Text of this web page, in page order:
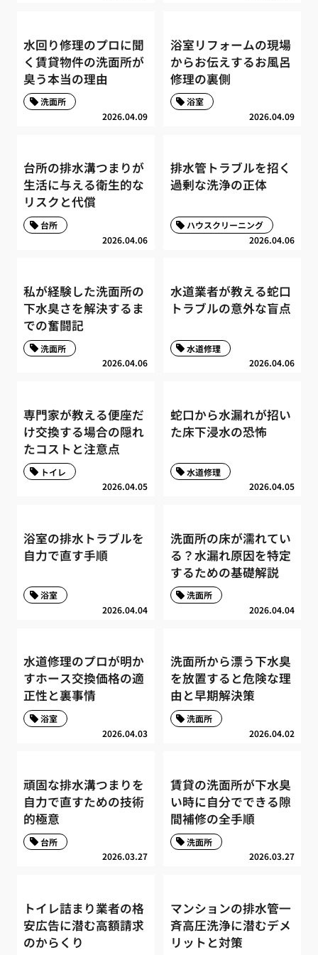
水回り修理のプロに聞
く賃貸物件の洗面所が
臭う本当の理由
2026.04.09
洗面所
浴室リフォームの現場
からお伝えするお風呂
修理の裏側
2026.04.09
浴室
台所の排水溝つまりが
生活に与える衛生的な
リスクと代償
2026.04.06
台所
排水管トラブルを招く
過剰な洗浄の正体
2026.04.06
ハウスクリーニング
私が経験した洗面所の
下水臭さを解決するま
での奮闘記
2026.04.06
洗面所
水道業者が教える蛇口
トラブルの意外な盲点
2026.04.06
水道修理
専門家が教える便座だ
け交換する場合の隠れ
たコストと注意点
2026.04.05
トイレ
蛇口から水漏れが招い
た床下浸水の恐怖
2026.04.05
水道修理
浴室の排水トラブルを
自力で直す手順
2026.04.04
浴室
洗面所の床が濡れてい
る？水漏れ原因を特定
するための基礎解説
2026.04.04
洗面所
水道修理のプロが明か
すホース交換価格の適
正性と裏事情
2026.04.03
浴室
洗面所から漂う下水臭
を放置すると危険な理
由と早期解決策
2026.04.02
洗面所
頑固な排水溝つまりを
自力で直すための技術
的極意
2026.03.27
台所
賃貸の洗面所が下水臭
い時に自分でできる隙
間補修の全手順
2026.03.27
洗面所
トイレ詰まり業者の格
安広告に潜む高額請求
のからくり
マンションの排水管一
斉高圧洗浄に潜むデメ
リットと対策